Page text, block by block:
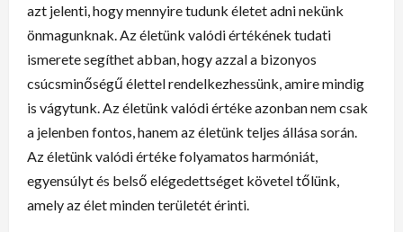
azt jelenti, hogy mennyire tudunk életet adni nekünk
önmagunknak. Az életünk valódi értékének tudati
ismerete segíthet abban, hogy azzal a bizonyos
csúcsminőségű élettel rendelkezhessünk, amire mindig
is vágytunk. Az életünk valódi értéke azonban nem csak
a jelenben fontos, hanem az életünk teljes állása során.
Az életünk valódi értéke folyamatos harmóniát,
egyensúlyt és belső elégedettséget követel tőlünk,
amely az élet minden területét érinti.